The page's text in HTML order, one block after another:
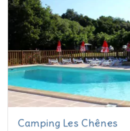
Camping Les Chênes